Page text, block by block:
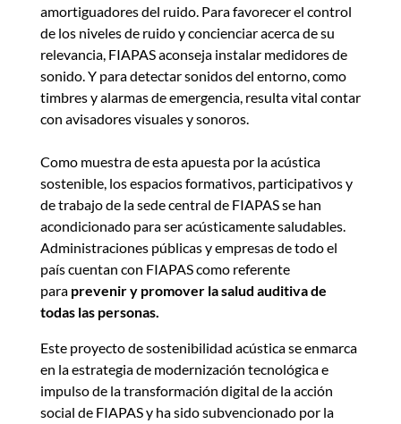
amortiguadores del ruido. Para favorecer el control
de los niveles de ruido y concienciar acerca de su
relevancia, FIAPAS aconseja instalar medidores de
sonido. Y para detectar sonidos del entorno, como
timbres y alarmas de emergencia, resulta vital contar
con avisadores visuales y sonoros.
Como muestra de esta apuesta por la acústica
sostenible, los espacios formativos, participativos y
de trabajo de la sede central de FIAPAS se han
acondicionado para ser acústicamente saludables.
Administraciones públicas y empresas de todo el
país cuentan con FIAPAS como referente
para prevenir y promover la salud auditiva de
todas las personas.
Este proyecto de sostenibilidad acústica se enmarca
en la estrategia de modernización tecnológica e
impulso de la transformación digital de la acción
social de FIAPAS y ha sido subvencionado por la